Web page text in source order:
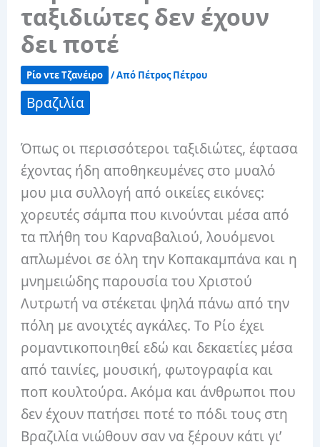
ταξιδιώτες δεν έχουν
δει ποτέ
Ρίο ντε Τζανέιρο / Από Πέτρος Πέτρου
Βραζιλία
Όπως οι περισσότεροι ταξιδιώτες, έφτασα
έχοντας ήδη αποθηκευμένες στο μυαλό
μου μια συλλογή από οικείες εικόνες:
χορευτές σάμπα που κινούνται μέσα από
τα πλήθη του Καρναβαλιού, λουόμενοι
απλωμένοι σε όλη την Κοπακαμπάνα και η
μνημειώδης παρουσία του Χριστού
Λυτρωτή να στέκεται ψηλά πάνω από την
πόλη με ανοιχτές αγκάλες. Το Ρίο έχει
ρομαντικοποιηθεί εδώ και δεκαετίες μέσα
από ταινίες, μουσική, φωτογραφία και
ποπ κουλτούρα. Ακόμα και άνθρωποι που
δεν έχουν πατήσει ποτέ το πόδι τους στη
Βραζιλία νιώθουν σαν να ξέρουν κάτι γι’